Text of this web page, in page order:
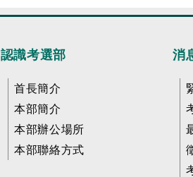
認識考選部
首長簡介
本部簡介
本部辦公場所
本部聯絡方式
消